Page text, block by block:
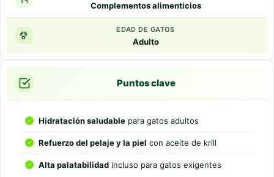
Complementos alimenticios
EDAD DE GATOS
Adulto
Puntos clave
Hidratación saludable para gatos adultos
Refuerzo del pelaje y la piel con aceite de krill
Alta palatabilidad incluso para gatos exigentes